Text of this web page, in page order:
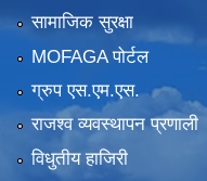
सामाजिक सुरक्षा
MOFAGA पोर्टल
ग्रुप एस.एम.एस.
राजश्व व्यवस्थापन प्रणाली
विधुतीय हाजिरी